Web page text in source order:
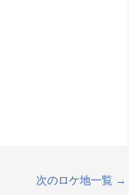
次のロケ地一覧 →